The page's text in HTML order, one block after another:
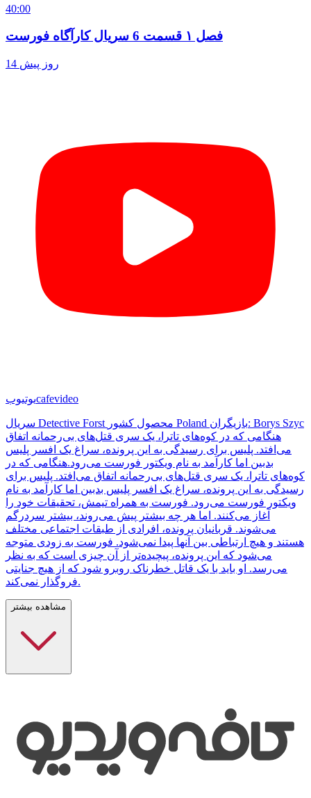
40:00
فصل ۱ قسمت 6 سریال کارآگاه فورست
14 روز پیش
یوتیوبcafevideo
سریال Detective Forst محصول کشور Poland بازیگران: Borys Szyc
هنگامی که در کوه‌های تاترا، یک سری قتل‌های بی‌رحمانه اتفاق
می‌افتد. پلیس برای رسیدگی به این پرونده، سراغ یک افسر پلیس
بدبین اما کارآمد به نام ویکتور فورست می‌رود.هنگامی که در
کوه‌های تاترا، یک سری قتل‌های بی‌رحمانه اتفاق می‌افتد. پلیس برای
رسیدگی به این پرونده، سراغ یک افسر پلیس بدبین اما کارآمد به نام
ویکتور فورست می‌رود. فورست به همراه تیمش، تحقیقات خود را
آغاز می‌کنند. اما هر چه بیشتر پیش می‌روند، بیشتر سردرگم
می‌شوند. قربانیان پرونده، افرادی از طبقات اجتماعی مختلف
هستند و هیچ ارتباطی بین آنها پیدا نمی‌شود. فورست به زودی متوجه
می‌شود که این پرونده، پیچیده‌تر از آن چیزی است که به نظر
می‌رسد. او باید با یک قاتل خطرناک روبرو شود که از هیچ جنایتی
فروگذار نمی‌کند.
مشاهده بیشتر